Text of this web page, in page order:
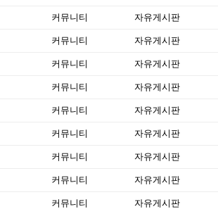
커뮤니티 자유게시판
커뮤니티 자유게시판
커뮤니티 자유게시판
커뮤니티 자유게시판
커뮤니티 자유게시판
커뮤니티 자유게시판
커뮤니티 자유게시판
커뮤니티 자유게시판
커뮤니티 자유게시판